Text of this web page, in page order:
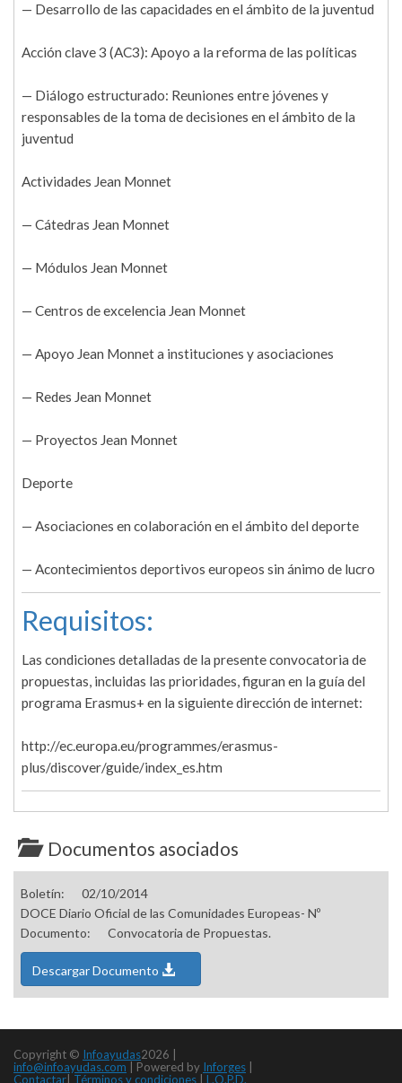
— Desarrollo de las capacidades en el ámbito de la juventud
Acción clave 3 (AC3): Apoyo a la reforma de las políticas
— Diálogo estructurado: Reuniones entre jóvenes y
responsables de la toma de decisiones en el ámbito de la
juventud
Actividades Jean Monnet
— Cátedras Jean Monnet
— Módulos Jean Monnet
— Centros de excelencia Jean Monnet
— Apoyo Jean Monnet a instituciones y asociaciones
— Redes Jean Monnet
— Proyectos Jean Monnet
Deporte
— Asociaciones en colaboración en el ámbito del deporte
— Acontecimientos deportivos europeos sin ánimo de lucro
Requisitos:
Las condiciones detalladas de la presente convocatoria de
propuestas, incluidas las prioridades, figuran en la guía del
programa Erasmus+ en la siguiente dirección de internet:
http://ec.europa.eu/programmes/erasmus-
plus/discover/guide/index_es.htm
Documentos asociados
Boletín:
02/10/2014
DOCE Diario Oficial de las Comunidades Europeas- Nº
Documento:
Convocatoria de Propuestas.
Descargar Documento
Copyright © Infoayudas2026 |
info@infoayudas.com
Powered by Inforges
Contactar Términos y condiciones L.O.P.D.